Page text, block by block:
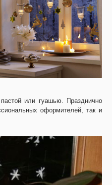
или гуашью. Празднично
оформителей, так и